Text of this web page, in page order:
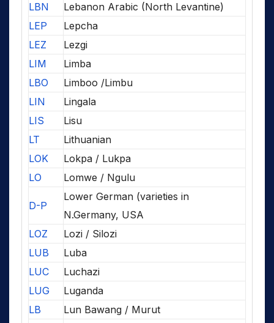
LBN
Lebanon Arabic (North Levantine)
LEP
Lepcha
LEZ
Lezgi
LIM
Limba
LBO
Limboo /Limbu
LIN
Lingala
LIS
Lisu
LT
Lithuanian
LOK
Lokpa / Lukpa
LO
Lomwe / Ngulu
D-P
Lower German (varieties in
N.Germany, USA
LOZ
Lozi / Silozi
LUB
Luba
LUC
Luchazi
LUG
Luganda
LB
Lun Bawang / Murut